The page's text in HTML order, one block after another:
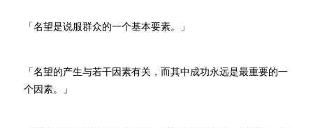
「名望是说服群众的一个基本要素。」
「名望的产生与若干因素有关，而其中成功永远是最重要的一
个因素。」